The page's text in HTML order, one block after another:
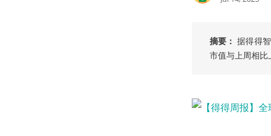
摘要：据得得
市值与上周相比